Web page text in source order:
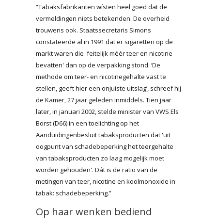
“Tabaksfabrikanten wísten heel goed dat de
vermeldingen niets betekenden. De overheid
trouwens ook. Staatssecretaris Simons
constateerde al in 1991 dat er sigaretten op de
markt waren die 'feitelijk méér teer en nicotine
bevatten' dan op de verpakking stond. ‘De
methode om teer- en nicotinegehalte vast te
stellen, geeft hier een onjuiste uitslag’, schreef hij
de Kamer, 27 jaar geleden inmiddels. Tien jaar
later, in januari 2002, stelde minister van VWS Els
Borst (D66) in een toelichting op het
Aanduidingenbesluit tabaksproducten dat 'uit
oogpunt van schadebeperking het teergehalte
van tabaksproducten zo laag mogelijk moet
worden gehouden'. Dát is de ratio van de
metingen van teer, nicotine en koolmonoxide in
tabak: schadebeperking.”
Op haar wenken bediend